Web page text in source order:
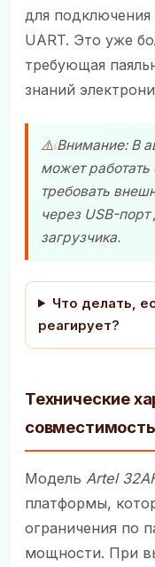
для подключения
UART. Это уже
требующая
знаний
⚠️ Внимание: В
может работать
требовать
через USB-
загрузчика.
Что делать,
реагирует?
Технические
совместимость
Модель Artel
платформы,
ограничения по
мощности. При